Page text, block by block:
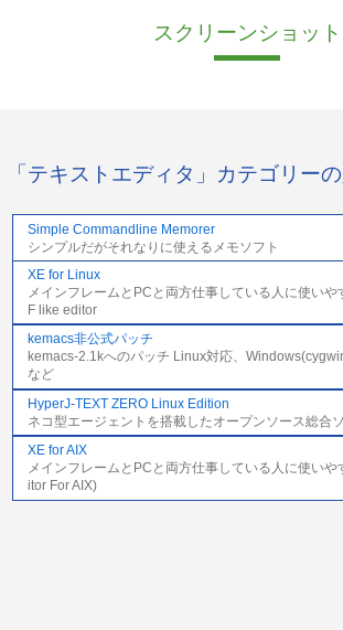
スクリーンショット
「テキストエディタ」カテゴリー
Simple Commandline Memorer
シンプルだがそれなりに使えるメモソフト
XE for Linux
メインフレームとPCと両方仕事している人に使いや
F like editor
kemacs非公式パッチ
kemacs-2.1kへのパッチ Linux対応、
など
HyperJ-TEXT ZERO Linux Edition
ネコ型エージェントを搭載したオープンソース総合
XE for AIX
メインフレームとPCと両方仕事している人に使いや
itor For AIX)